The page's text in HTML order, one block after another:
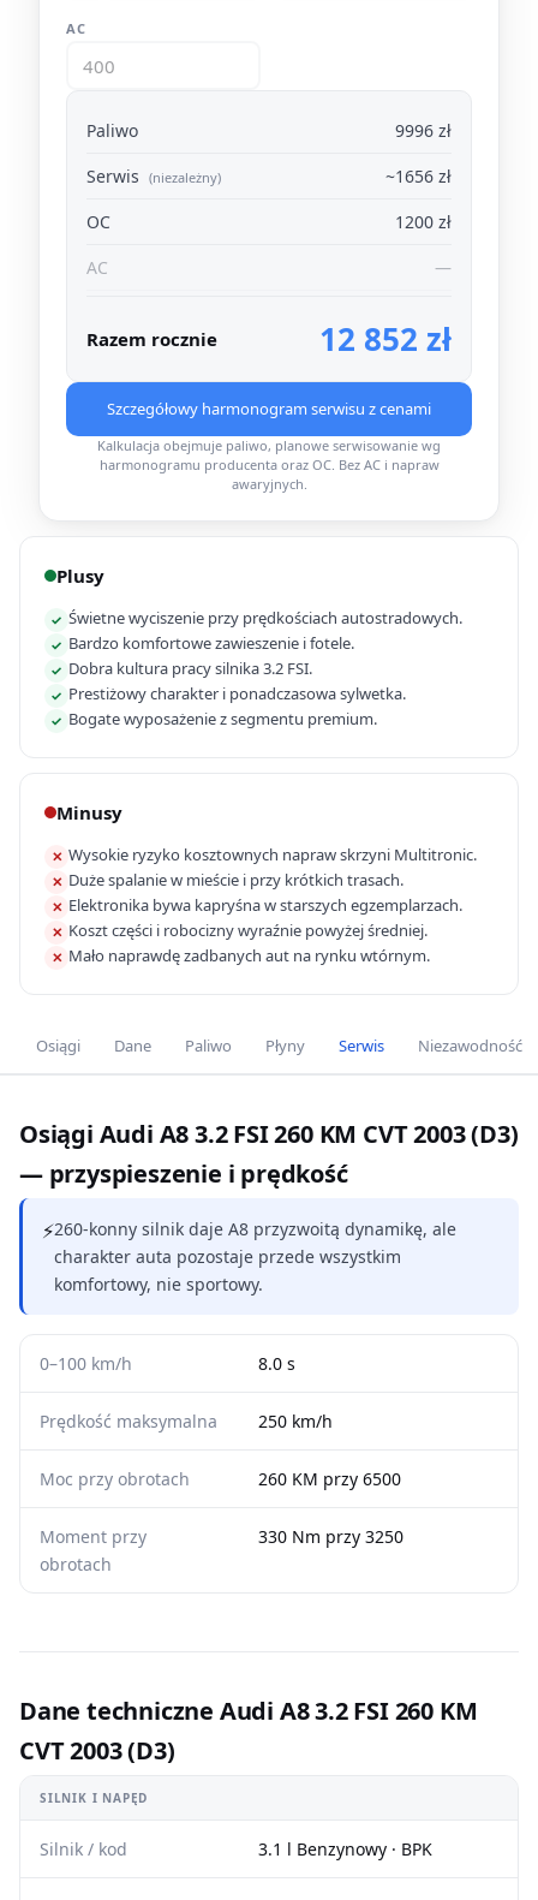
AC
Paliwo
9996 zł
Serwis (niezależny)
~1656 zł
OC
1200 zł
AC
—
Razem rocznie 12 852 zł
Szczegółowy harmonogram serwisu z cenami
Kalkulacja obejmuje paliwo, planowe serwisowanie wg
harmonogramu producenta oraz OC. Bez AC i napraw
awaryjnych.
Plusy
✓ Świetne wyciszenie przy prędkościach autostradowych.
✓ Bardzo komfortowe zawieszenie i fotele.
✓ Dobra kultura pracy silnika 3.2 FSI.
✓ Prestiżowy charakter i ponadczasowa sylwetka.
✓ Bogate wyposażenie z segmentu premium.
Minusy
✕ Wysokie ryzyko kosztownych napraw skrzyni Multitronic.
✕ Duże spalanie w mieście i przy krótkich trasach.
✕ Elektronika bywa kapryśna w starszych egzemplarzach.
✕ Koszt części i robocizny wyraźnie powyżej średniej.
✕ Mało naprawdę zadbanych aut na rynku wtórnym.
Osiągi Dane Paliwo Płyny Serwis Niezawodność
Osiągi Audi A8 3.2 FSI 260 KM CVT 2003 (D3)
— przyspieszenie i prędkość
⚡260-konny silnik daje A8 przyzwoitą dynamikę, ale
charakter auta pozostaje przede wszystkim
komfortowy, nie sportowy.
0–100 km/h 8.0 s
Prędkość maksymalna 250 km/h
Moc przy obrotach 260 KM przy 6500
Moment przy
obrotach
330 Nm przy 3250
Dane techniczne Audi A8 3.2 FSI 260 KM
CVT 2003 (D3)
SILNIK I NAPĘD
Silnik / kod 3.1 l Benzynowy · BPK